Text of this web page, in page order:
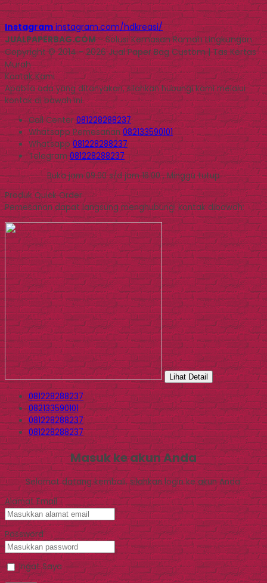
Instagram instagram.com/hdkreasi/
JUALPAPERBAG.COM- Solusi Kemasan Ramah Lingkungan
Copyright © 2014 - 2026 Jual Paper Bag Custom | Tas Kertas
Murah
Kontak Kami
Apabila ada yang ditanyakan, silahkan hubungi kami melalui
kontak di bawah ini.
Call Center081228288237
WhatsappPemesanan 082133590101
Whatsapp081228288237
Telegram081228288237
Buka jam 09.00 s/d jam 16.00 , Minggu tutup
Produk Quick Order
Pemesanan dapat langsung menghubungi kontak dibawah:
Lihat Detail
081228288237
082133590101
081228288237
081228288237
Masuk ke akun Anda
Selamat datang kembali, silahkan login ke akun Anda.
Alamat Email
Password
Ingat Saya